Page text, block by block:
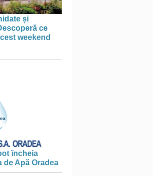
și
ce
weekend
încheia
de Apă Oradea